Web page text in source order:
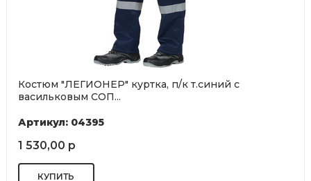
Костюм "ЛЕГИОНЕР" куртка, п/к т.синий с
васильковым СОП...
Артикул: 04395
1 530,00 р